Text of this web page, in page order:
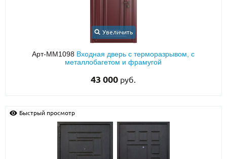
Увеличить
Арт-ММ1098 Входная дверь с терморазрывом, с
металлобагетом и фрамугой
43 000 руб.
Быстрый просмотр